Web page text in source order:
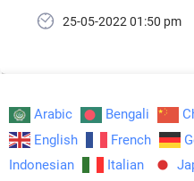
25-05-2022 01:50 pm
Arabic Bengali
English
French
Indonesian
Italian